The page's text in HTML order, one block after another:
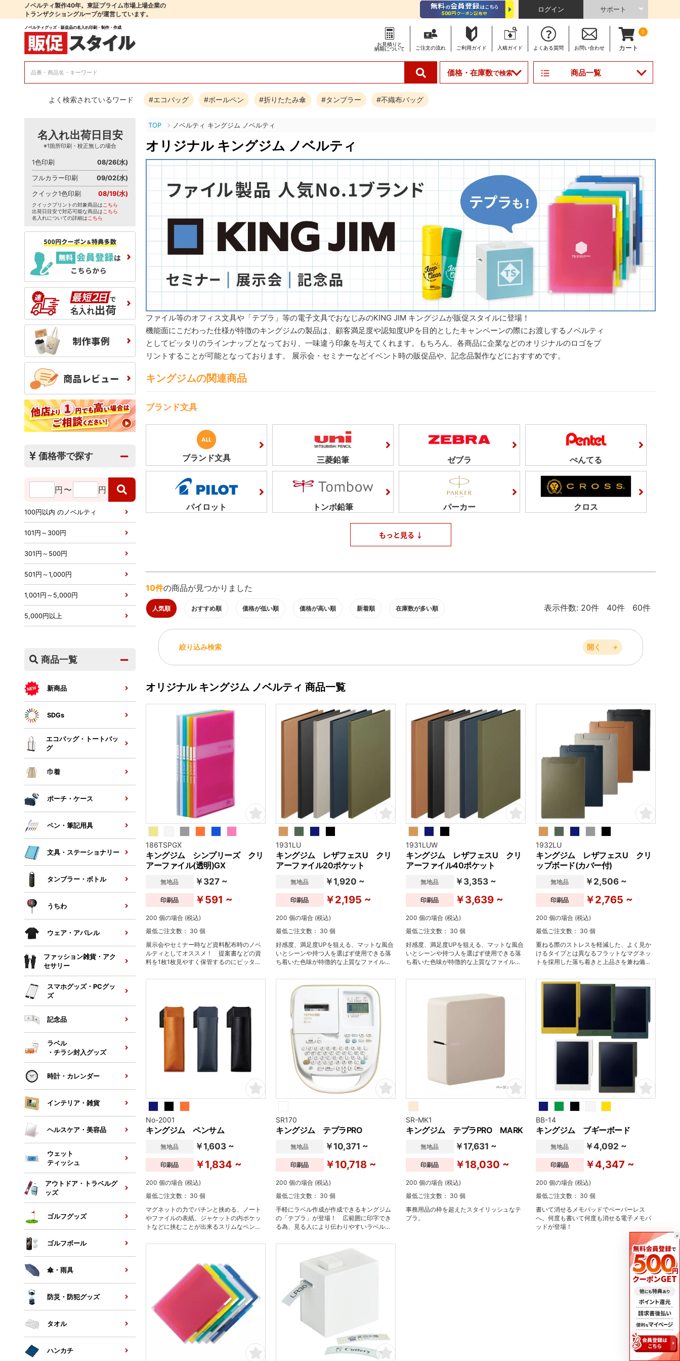
ノベルティ製作40年。東証プライム市場上場企業の
トランザクショングループが運営しています。
ログイン サポート
ノベルティグッズ・販促品の名入れ印刷・制作・作成
お見積りと
納期について
ご注文の流れ ご利用ガイド 入稿ガイド よくある質問 お問い合わせ
0
カート
価格・在庫数で検索 商品一覧
よく検索されているワード #エコバッグ #ボールペン #折りたたみ傘 #タンブラー #不織布バッグ
TOP ノベルティ キングジム ノベルティ
オリジナル キングジム ノベルティ
ファイル等のオフィス文具や「テプラ」等の電子文具でおなじみのKING JIM キングジムが販促スタイルに登場！
機能面にこだわった仕様が特徴のキングジムの製品は、顧客満足度や認知度UPを目的としたキャンペーンの際にお渡しするノベルティ
としてピッタリのラインナップとなっており、一味違う印象を与えてくれます。もちろん、各商品に企業などのオリジナルのロゴをプ
リントすることが可能となっております。 展示会・セミナーなどイベント時の販促品や、記念品製作などにおすすめです。
キングジムの関連商品
ブランド文具
ブランド文具 三菱鉛筆 ゼブラ ぺんてる
パイロット トンボ鉛筆 パーカー クロス
もっと見る ↓
10件の商品が見つかりました
人気順 おすすめ順 価格が低い順 価格が高い順 新着順 在庫数が多い順 表示件数: 20件 40件 60件
絞り込み検索 開く ＋
オリジナル キングジム ノベルティ 商品一覧
186TSPGX
キングジム シンプリーズ クリ
アーファイル(透明)GX
無地品 ￥327 ~
印刷品 ￥591 ~
200 個の場合 (税込)
最低ご注文数： 30 個
展示会やセミナー時など資料配布時のノベ
ルティとしてオススメ！ 提案書などの資
料を1枚1枚見やすく保管するのにピッタリ
1931LU
キングジム レザフェスU クリ
アーファイル20ポケット
無地品 ￥1,920 ~
印刷品 ￥2,195 ~
200 個の場合 (税込)
最低ご注文数： 30 個
好感度、満足度UPを狙える、マットな風合
いとシーンや持つ人を選ばず使用できる落
ち着いた色味が特徴的な上質なファイルで
1931LUW
キングジム レザフェスU クリ
アーファイル40ポケット
無地品 ￥3,353 ~
印刷品 ￥3,639 ~
200 個の場合 (税込)
最低ご注文数： 30 個
好感度、満足度UPを狙える、マットな風合
いとシーンや持つ人を選ばず使用できる落
ち着いた色味が特徴的な上質なファイルで
1932LU
キングジム レザフェスU クリ
ップボード(カバー付)
無地品 ￥2,506 ~
印刷品 ￥2,765 ~
200 個の場合 (税込)
最低ご注文数： 30 個
重ねる際のストレスを軽減した、よく見か
けるタイプとは異なるフラットなマグネッ
トを採用した落ち着きと上品さを兼ね備え
No-2001
キングジム ペンサム
無地品 ￥1,603 ~
印刷品 ￥1,834 ~
200 個の場合 (税込)
最低ご注文数： 30 個
マグネットの力でパチンと挟める、ノート
やファイルの表紙、ジャケットの内ポケッ
トなどに挟むことが出来るスリムなペンケ
SR170
キングジム テプラPRO
無地品 ￥10,371 ~
印刷品 ￥10,718 ~
200 個の場合 (税込)
最低ご注文数： 30 個
手軽にラベル作成が作成できるキングジム
の「テプラ」が登場！ 広範囲に印字でき
る為、見る人により伝わりやすいラベル作
SR-MK1
キングジム テプラPRO MARK
無地品 ￥17,631 ~
印刷品 ￥18,030 ~
200 個の場合 (税込)
最低ご注文数： 30 個
事務用品の枠を超えたスタイリッシュなテ
プラ。
BB-14
キングジム ブギーボード
無地品 ￥4,092 ~
印刷品 ￥4,347 ~
200 個の場合 (税込)
最低ご注文数： 30 個
書いて消せるメモパッドでペーパーレス
へ。何度も書いて何度も消せる電子メモパ
ッドが登場！
名入れ出荷日目安
※1箇所印刷・校正無しの場合
1色印刷 08/26(水)
フルカラー印刷 09/02(水)
クイック1色印刷 08/19(水)
クイックプリントの対象商品は こちら
出荷日目安で対応可能な商品は こちら
名入れについての詳細は こちら
価格帯で探す
円 〜 円
100円以内 のノベルティ
101円～300円
301円～500円
501円～1,000円
1,001円～5,000円
5,000円以上
商品一覧
新商品
SDGs
エコバッグ・トートバッ
グ
巾着
ポーチ・ケース
ペン・筆記用具
文具・ステーショナリー
タンブラー・ボトル
うちわ
ウェア・アパレル
ファッション雑貨・アク
セサリー
スマホグッズ・PCグッ
ズ
記念品
ラベル
・チラシ封入グッズ
時計・カレンダー
インテリア・雑貨
ヘルスケア・美容品
ウェット
ティッシュ
アウトドア・トラベルグ
ッズ
ゴルフグッズ
ゴルフボール
傘・雨具
防災・防犯グッズ
タオル
ハンカチ
×